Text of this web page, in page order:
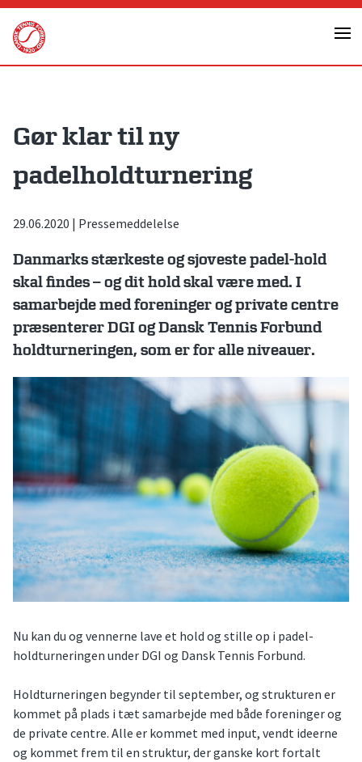
Skip
content
Gør klar til ny
padelholdturnering
29.06.2020 | Pressemeddelelse
Danmarks stærkeste og sjoveste padel-hold
skal findes – og dit hold skal være med. I
samarbejde med foreninger og private centre
præsenterer DGI og Dansk Tennis Forbund
holdturneringen, som er for alle niveauer.
Nu kan du og vennerne lave et hold og stille op i padel-
holdturneringen under DGI og Dansk Tennis Forbund.
Holdturneringen begynder til september, og strukturen er
kommet på plads i tæt samarbejde med både foreninger og
de private centre. Alle er kommet med input, vendt ideerne
og kommet frem til en struktur, der ganske kort fortalt